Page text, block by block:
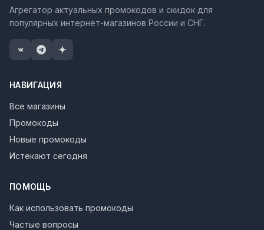
Агрегатор актуальных промокодов и скидок для
популярных интернет-магазинов России и СНГ.
НАВИГАЦИЯ
Все магазины
Промокоды
Новые промокоды
Истекают сегодня
ПОМОЩЬ
Как использовать промокоды
Частые вопросы